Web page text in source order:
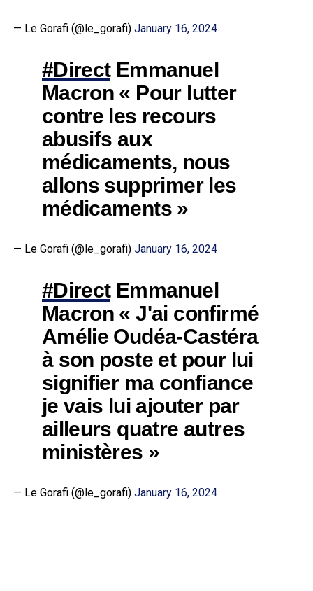
— Le Gorafi (@le_gorafi) January 16, 2024
#DirectEmmanuel
Macron « Pour lutter
contre les recours
abusifs aux
médicaments, nous
allons supprimer les
médicaments »
— Le Gorafi (@le_gorafi) January 16, 2024
#DirectEmmanuel
Macron « J'ai confirmé
Amélie Oudéa-Castéra
à son poste et pour lui
signifier ma confiance
je vais lui ajouter par
ailleurs quatre autres
ministères »
— Le Gorafi (@le_gorafi) January 16, 2024